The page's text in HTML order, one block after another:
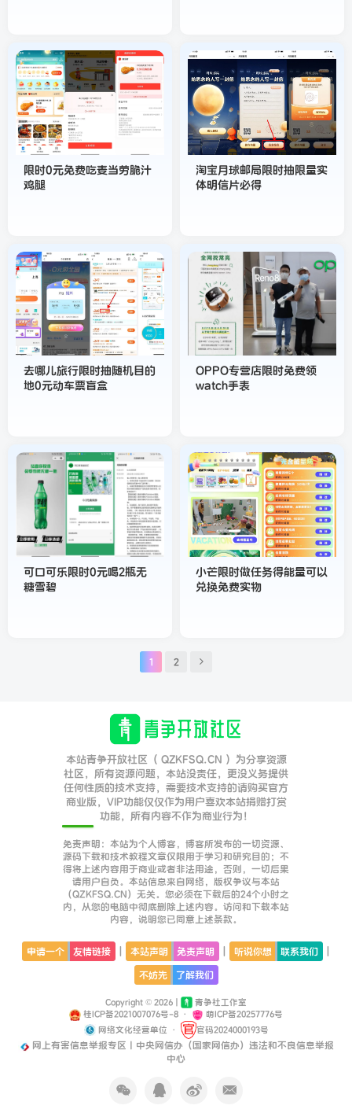
限时0元免费吃麦当劳脆汁
鸡腿
淘宝月球邮局限时抽限量实
体明信片必得
去哪儿旅行限时抽随机目的
地0元动车票盲盒
OPPO专营店限时免费领
watch手表
可口可乐限时0元喝2瓶无
糖雪碧
小芒限时做任务得能量可以
兑换免费实物
1 2
本站青争开放社区（ QZKFSQ.CN ）为分享资源
社区，所有资源问题，本站没责任，更没义务提供
任何性质的技术支持，需要技术支持的请购买官方
商业版，VIP功能仅仅作为用户喜欢本站捐赠打赏
功能，所有内容不作为商业行为！
免责声明：本站为个人博客，博客所发布的一切资源、
源码下载和技术教程文章仅限用于学习和研究目的；不
得将上述内容用于商业或者非法用途，否则，一切后果
请用户自负。本站信息来自网络，版权争议与本站
（QZKFSQ.CN）无关。您必须在下载后的24个小时之
内，从您的电脑中彻底删除上述内容。访问和下载本站
内容，说明您已同意上述条款。
申请一个 友情链接 本站声明 免责声明 听说你想 联系我们
不妨先 了解我们
Copyright © 2026 |
青争社工作室
桂ICP备2021007076号-8 ·
萌ICP备20257776号
网络文化经营单位 · 官码2024000193号
网上有害信息举报专区丨中央网信办（国家网信办）违法和不良信息举报
中心